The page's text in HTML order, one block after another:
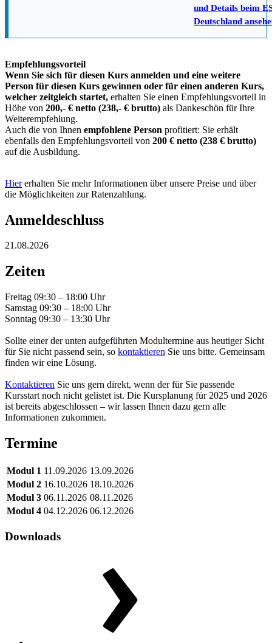
und Details beim
Deutschland
Empfehlungsvorteil
Wenn Sie sich für diesen Kurs anmelden und eine weitere
Person für diesen Kurs gewinnen oder für einen anderen Kurs,
welcher zeitgleich startet, erhalten Sie einen Empfehlungsvorteil in
Höhe von 200,- € netto (238,- € brutto) als Dankeschön für Ihre
Weiterempfehlung.
Auch die von Ihnen empfohlene Person profitiert: Sie erhält
ebenfalls den Empfehlungsvorteil von 200 € netto (238 € brutto)
auf die Ausbildung.
Hiererhalten Sie mehr Informationen über unsere Preise und über
die Möglichkeiten zur Ratenzahlung.
Anmeldeschluss
21.08.2026
Zeiten
Freitag 09:30 – 18:00 Uhr
Samstag 09:30 – 18:00 Uhr
Sonntag 09:30 – 13:30 Uhr
Sollte einer der unten aufgeführten Modultermine aus heutiger Sicht
für Sie nicht passend sein, so kontaktieren Sie uns bitte. Gemeinsam
finden wir eine Lösung.
Kontaktieren Sie uns gern direkt, wenn der für Sie passende
Kursstart noch nicht gelistet ist. Die Kursplanung für 2025 und 2026
ist bereits abgeschlossen – wir lassen Ihnen dazu gern alle
Informationen zukommen.
Termine
Modul 1 11.09.2026 13.09.2026
Modul 2 16.10.2026 18.10.2026
Modul 3 06.11.2026 08.11.2026
Modul 4 04.12.2026 06.12.2026
Downloads